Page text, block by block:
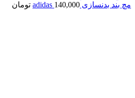
مچ بند بدنسازی adidas 140,000 تومان